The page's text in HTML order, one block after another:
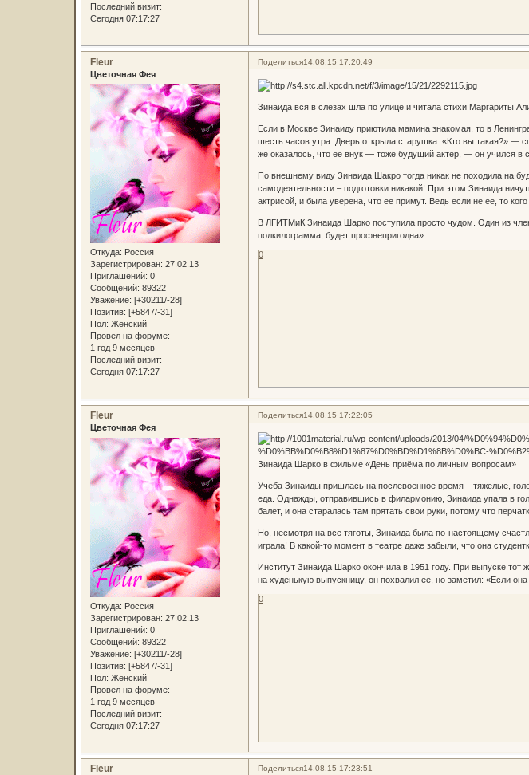
Последний визит:
Сегодня 07:17:27
Поделиться14.08.15 17:20:49
Fleur
Цветочная Фея
Откуда: Россия
Зарегистрирован: 27.02.13
Приглашений: 0
Сообщений: 89322
Уважение: [+30211/-28]
Позитив: [+5847/-31]
Пол: Женский
Провел на форуме:
1 год 9 месяцев
Последний визит:
Сегодня 07:17:27
Зинаида вся в слезах шла по улице и читала стихи Маргариты
Если в Москве Зинаиду приютила мамина знакомая, то в
шесть часов утра. Дверь открыла старушка. «Кто вы такая?» —
же оказалось, что ее внук — тоже будущий актер, — он учился в
По внешнему виду Зинаида Шакро тогда никак не походила на
самодеятельности – подготовки никакой! При этом Зинаида
актрисой, и была уверена, что ее примут. Ведь если не ее, то
В ЛГИТМиК Зинаида Шарко поступила просто чудом. Один из
полкилограмма, будет профнепригодна»…
0
Поделиться14.08.15 17:22:05
Fleur
Цветочная Фея
Откуда: Россия
Зарегистрирован: 27.02.13
Приглашений: 0
Сообщений: 89322
Уважение: [+30211/-28]
Позитив: [+5847/-31]
Пол: Женский
Провел на форуме:
1 год 9 месяцев
Последний визит:
Сегодня 07:17:27
Зинаида Шарко в фильме «День приёма по личным вопросам»
Учеба Зинаиды пришлась на послевоенное время – тяжелые,
еда. Однажды, отправившись в филармонию, Зинаида упала в
балет, и она старалась там прятать свои руки, потому что
Но, несмотря на все тяготы, Зинаида была по-настоящему
играла! В какой-то момент в театре даже забыли, что она
Институт Зинаида Шарко окончила в 1951 году. При выпуске
на худенькую выпускницу, он похвалил ее, но заметил: «Если
0
Поделиться14.08.15 17:23:51
Fleur